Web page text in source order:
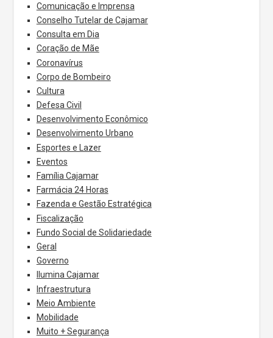
Comunicação e Imprensa
Conselho Tutelar de Cajamar
Consulta em Dia
Coração de Mãe
Coronavírus
Corpo de Bombeiro
Cultura
Defesa Civil
Desenvolvimento Econômico
Desenvolvimento Urbano
Esportes e Lazer
Eventos
Família Cajamar
Farmácia 24 Horas
Fazenda e Gestão Estratégica
Fiscalização
Fundo Social de Solidariedade
Geral
Governo
Ilumina Cajamar
Infraestrutura
Meio Ambiente
Mobilidade
Muito + Segurança